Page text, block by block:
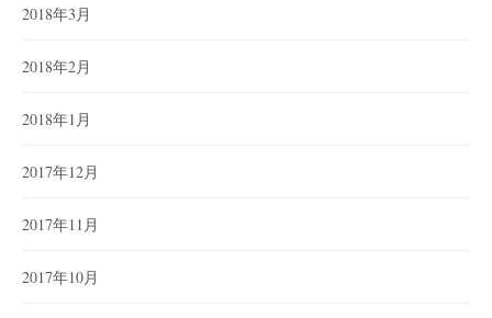
2018年3月
2018年2月
2018年1月
2017年12月
2017年11月
2017年10月